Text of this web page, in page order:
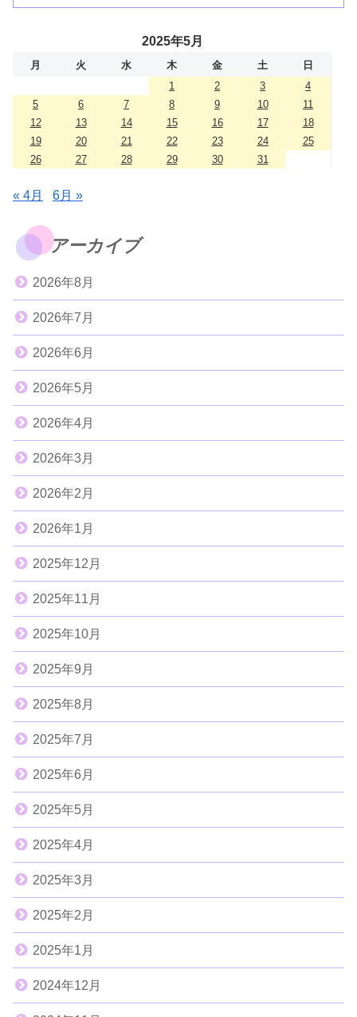
2025年5月
月 火 水 木 金 土
日
1
2 3
4
5
6 7 8 9 10
11
12
13 14 15 16 17
18
19
20 21 22 23 24
25
26
27 28 29 30 31
« 4月 6月 »
アーカイブ
2026年8月
2026年7月
2026年6月
2026年5月
2026年4月
2026年3月
2026年2月
2026年1月
2025年12月
2025年11月
2025年10月
2025年9月
2025年8月
2025年7月
2025年6月
2025年5月
2025年4月
2025年3月
2025年2月
2025年1月
2024年12月